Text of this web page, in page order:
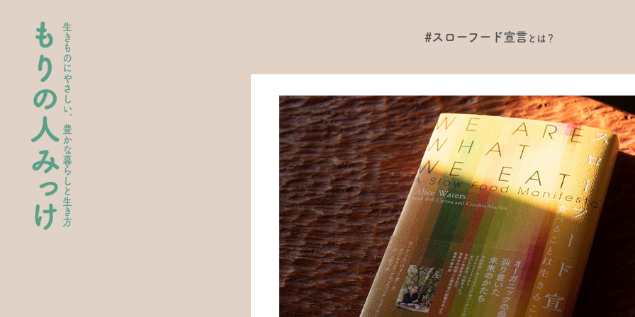
生きものにやさしい、豊かな暮らしと生き方 #スローフード宣言 とは？